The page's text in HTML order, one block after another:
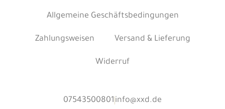
Allgemeine Geschäftsbedingungen
Zahlungsweisen Versand & Lieferung
Widerruf
07543500801 info@xxd.de